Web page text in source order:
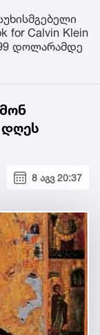
for Calvin Klein
დოლარამდე
დღეს
8 აგვ 20:37